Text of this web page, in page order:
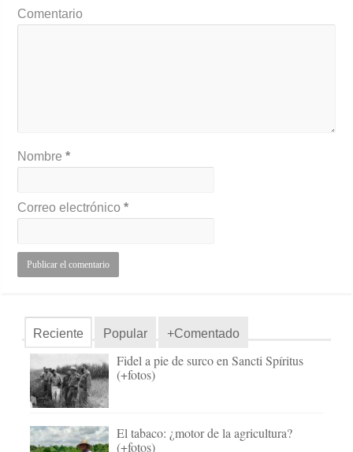
Comentario
Nombre*
Correo electrónico*
Reciente Popular +Comentado
Fidel a pie de surco en Sancti Spíritus
(+fotos)
El tabaco: ¿motor de la agricultura?
(+fotos)